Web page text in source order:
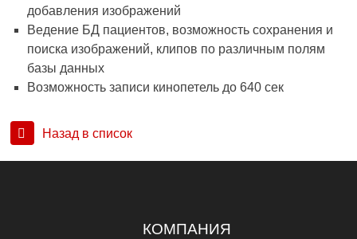
добавления изображений
Ведение БД пациентов, возможность сохранения и
поиска изображений, клипов по различным полям
базы данных
Возможность записи кинопетель до 640 сек
Назад в список
КОМПАНИЯ